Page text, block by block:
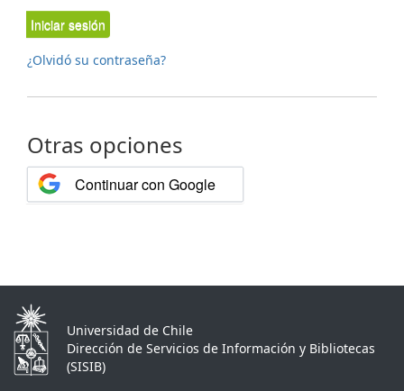
Iniciar sesión
¿Olvidó su contraseña?
Otras opciones
Continuar con Google
Universidad de Chile
Dirección de Servicios de Información y Bibliotecas
(SISIB)